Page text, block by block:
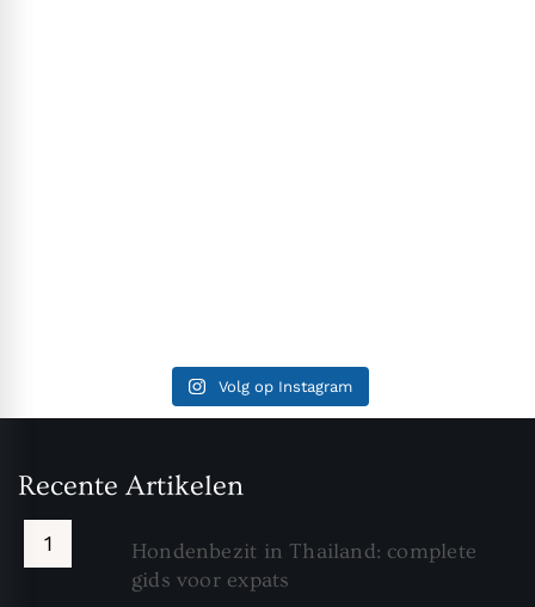
Volg op Instagram
Recente Artikelen
Hondenbezit in Thailand: complete
gids voor expats